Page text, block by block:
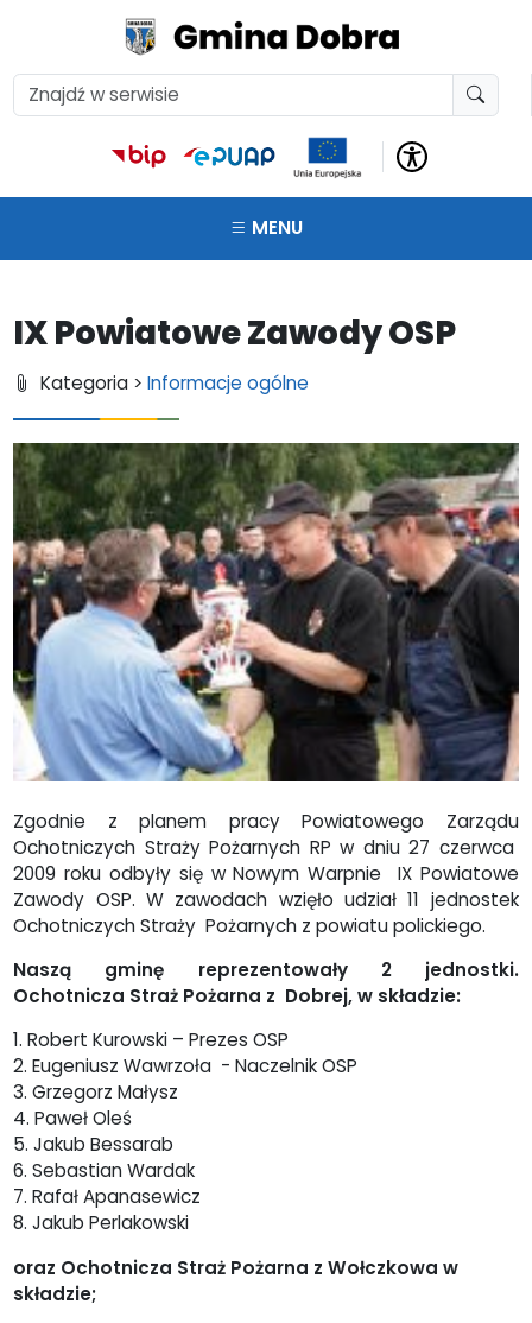
MENU
IX Powiatowe Zawody OSP
Kategoria >Informacje ogólne
Zgodnie z planem pracy Powiatowego Zarządu
Ochotniczych Straży Pożarnych RP w dniu 27 czerwca
2009 roku odbyły się w Nowym Warpnie IX Powiatowe
Zawody OSP. W zawodach wzięło udział 11 jednostek
Ochotniczych Straży Pożarnych z powiatu polickiego.
Naszą gminę reprezentowały 2 jednostki.
Ochotnicza Straż Pożarna z Dobrej, w składzie:
1. Robert Kurowski – Prezes OSP
2. Eugeniusz Wawrzoła - Naczelnik OSP
3. Grzegorz Małysz
4. Paweł Oleś
5. Jakub Bessarab
6. Sebastian Wardak
7. Rafał Apanasewicz
8. Jakub Perlakowski
oraz Ochotnicza Straż Pożarna z Wołczkowa w
składzie;